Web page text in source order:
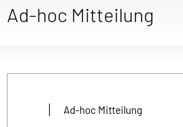
Ad-hoc Mitteilung
Ad-hoc Mitteilung